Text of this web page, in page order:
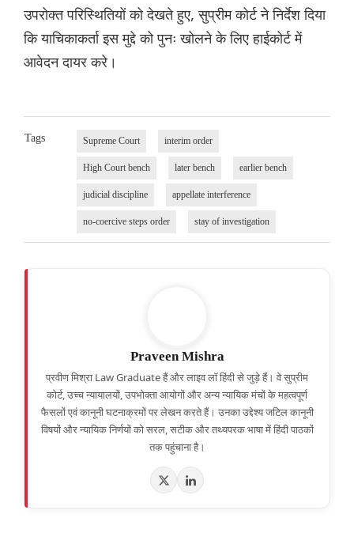
उपरोक्त परिस्थितियों को देखते हुए, सुप्रीम कोर्ट ने निर्देश दिया
कि याचिकाकर्ता इस मुद्दे को पुनः खोलने के लिए हाईकोर्ट में
आवेदन दायर करे।
Tags Supreme Court interim order
High Court bench later bench earlier bench
judicial discipline appellate interference
no-coercive steps order stay of investigation
Praveen Mishra
प्रवीण मिश्रा Law Graduate हैं और लाइव लॉ हिंदी से जुड़े हैं। वे सुप्रीम
कोर्ट, उच्च न्यायालयों, उपभोक्ता आयोगों और अन्य न्यायिक मंचों के महत्वपूर्ण
फैसलों एवं कानूनी घटनाक्रमों पर लेखन करते हैं। उनका उद्देश्य जटिल कानूनी
विषयों और न्यायिक निर्णयों को सरल, सटीक और तथ्यपरक भाषा में हिंदी पाठकों
तक पहुंचाना है।